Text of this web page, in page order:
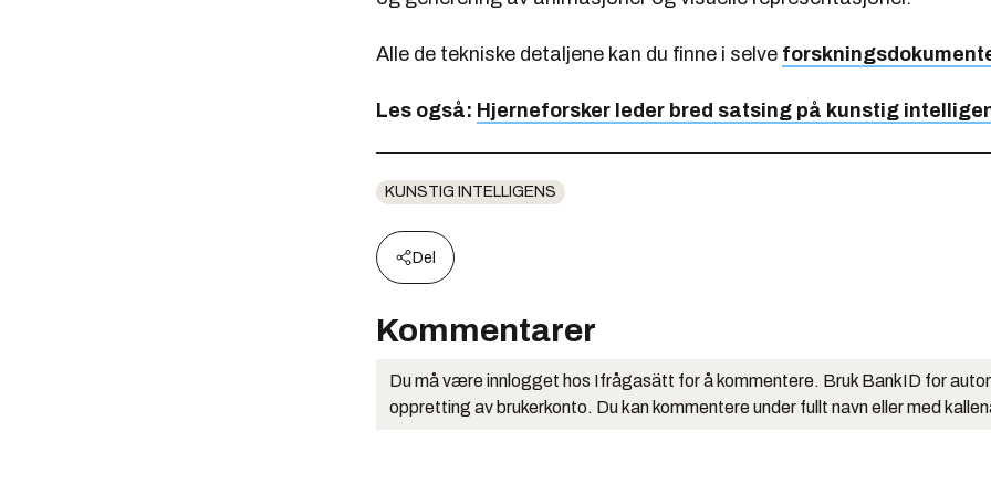
Alle de tekniske detaljene kan du finne i selve
Les også: Hjerneforsker leder bred satsing på kunstig
KUNSTIG INTELLIGENS
Del
Kommentarer
Du må være innlogget hos Ifrågasätt for å kommentere. Bruk BankID for
oppretting av brukerkonto. Du kan kommentere under fullt navn eller med